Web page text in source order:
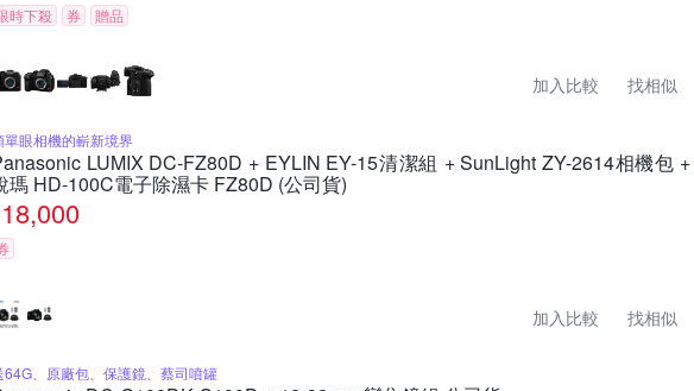
時下殺 券 贈品
加入比較 找相似
單眼相機的嶄新境界
LUMIX DC-FZ80D + EYLIN EY-15清潔組 + SunLight ZY-2614相機包
瑪 HD-100C電子除濕卡 FZ80D (公司貨)
18,000
加入比較 找相似
64G、原廠包、保護鏡、蔡司噴罐